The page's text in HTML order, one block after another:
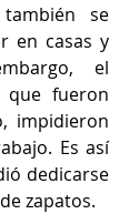
se
en casas y
el
que fueron
impidieron
Es así
dedicarse
zapatos.